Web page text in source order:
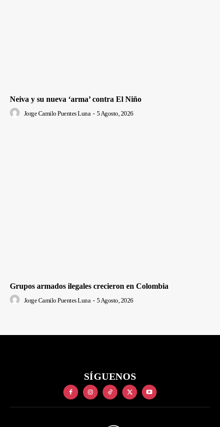
Neiva y su nueva ‘arma’ contra El Niño
Jorge Camilo Puentes Luna - 5 Agosto, 2026
Grupos armados ilegales crecieron en Colombia
Jorge Camilo Puentes Luna - 5 Agosto, 2026
SÍGUENOS